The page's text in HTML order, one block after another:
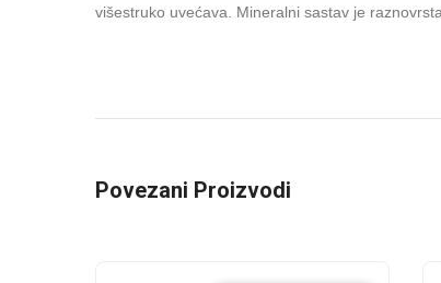
višestruko uvećava. Mineralni sastav je
Povezani Proizvodi